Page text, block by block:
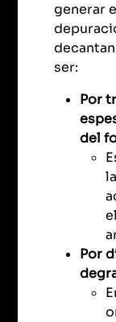
generar
ser:
Por
del
Por